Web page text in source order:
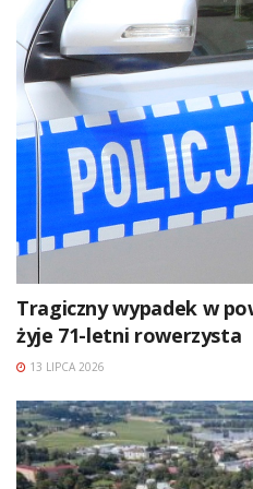
Tragiczny wypadek w
żyje 71-letni rowerzysta
13 LIPCA 2026